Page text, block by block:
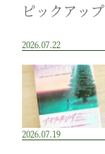
ー
ジ
送
り
ピックアップ
2026.07.22
2026.07.19